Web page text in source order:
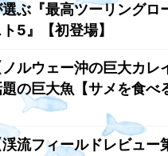
ぶ『最高ツーリングロ
5』【初登場】
ノルウェー沖の巨大カレ
の巨大魚【サメを食べ
渓流フィールドレビュー